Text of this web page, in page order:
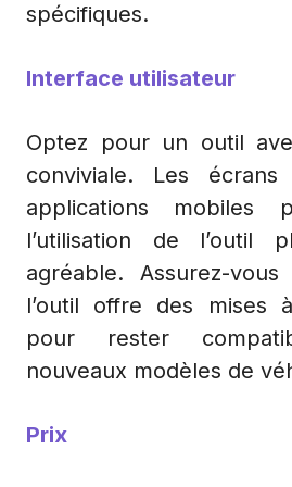
spécifiques.
Interface utilisateur
Optez pour un outil
conviviale. Les
applications mobiles
l’utilisation de l’outil
agréable. Assurez-
l’outil offre des mises
pour rester
nouveaux modèles de
Prix